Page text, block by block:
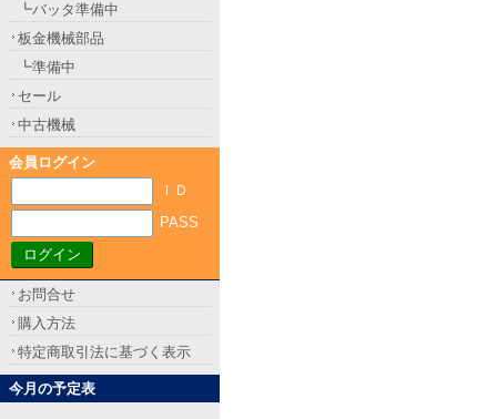
┗バッタ準備中
板金機械部品
┗準備中
セール
中古機械
会員ログイン
ＩＤ
PASS
お問合せ
購入方法
特定商取引法に基づく表示
今月の予定表